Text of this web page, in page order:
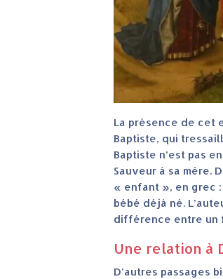
La présence de cet
Baptiste, qui
Baptiste n’est pas
Sauveur à sa mère.
« enfant », en grec :
bébé déjà né.
différence entre un
Une relation à
D’autres passages